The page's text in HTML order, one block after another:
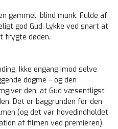
gammel, blind munk. Fulde af
god Gud. Lykke ved snart at
frygte døden.
Ikke engang imod selve
dogme – og den
den: at Gud væsentligst
Det er baggrunden for den
(og det var hovedindholdet
af filmen ved premieren).